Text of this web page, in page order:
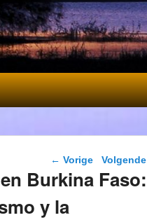
Berichtnavigatie
← Vorige Volgende
Burkina Faso:
y la